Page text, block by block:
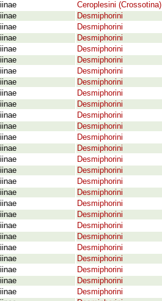
Ceroplesini (Crossotina)
Desmiphorini
Desmiphorini
Desmiphorini
Desmiphorini
Desmiphorini
Desmiphorini
Desmiphorini
Desmiphorini
Desmiphorini
Desmiphorini
Desmiphorini
Desmiphorini
Desmiphorini
Desmiphorini
Desmiphorini
Desmiphorini
Desmiphorini
Desmiphorini
Desmiphorini
Desmiphorini
Desmiphorini
Desmiphorini
Desmiphorini
Desmiphorini
Desmiphorini
Desmiphorini